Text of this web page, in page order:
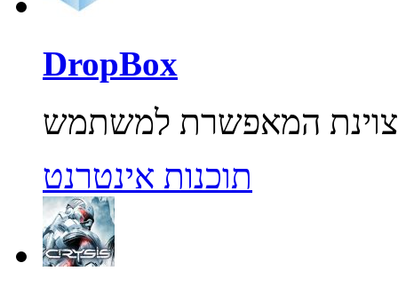
DropBox
תוכנות אינטרנט